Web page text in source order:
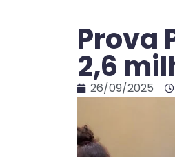
Prova
2,6
26/09/2025